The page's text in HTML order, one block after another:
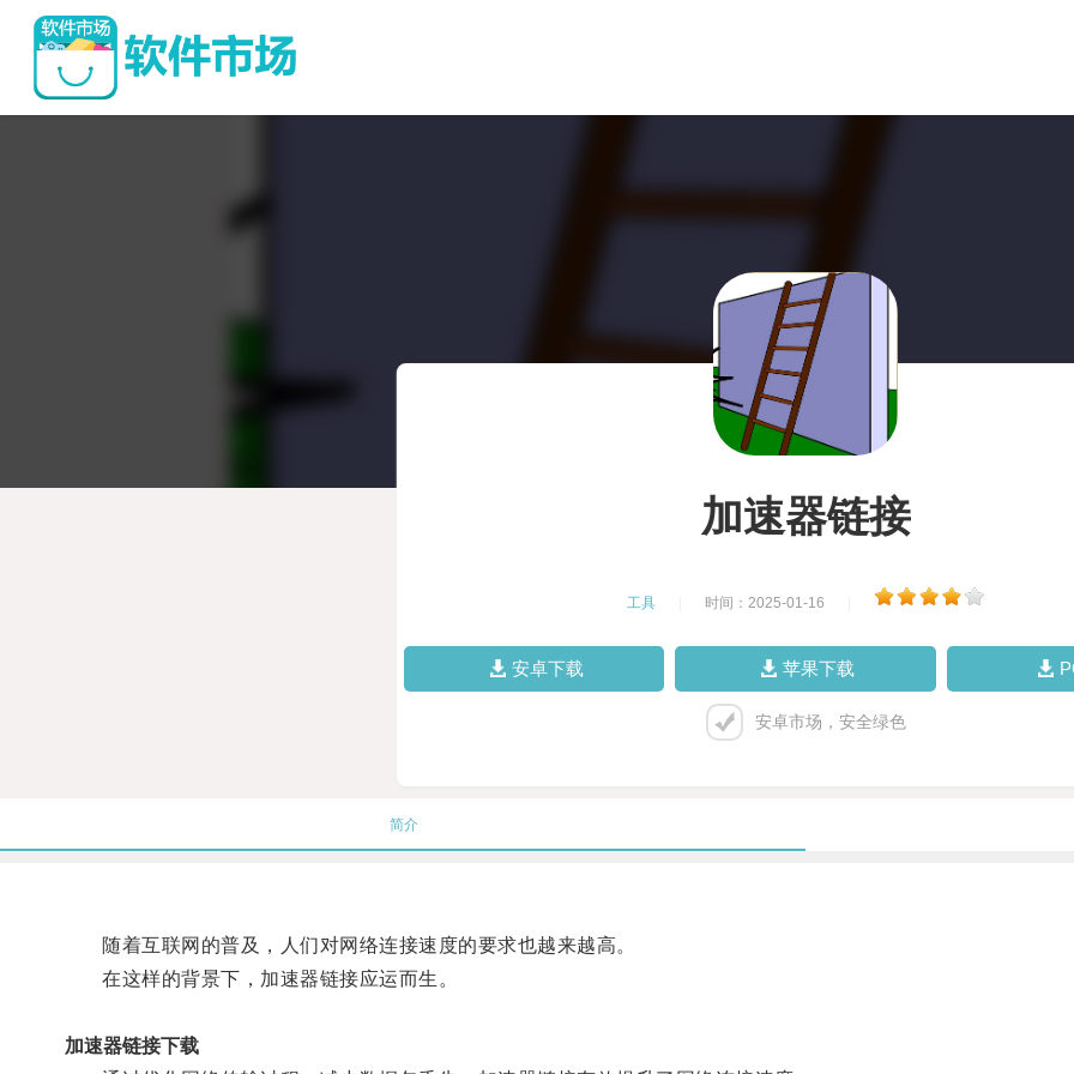
加速器链接
工具 时间：2025-01-16
安卓下载 苹果下载
安卓市场，安全绿色
简介
随着互联网的普及，人们对网络连接速度的要求也越来越高。
在这样的背景下，加速器链接应运而生。
加速器链接下载